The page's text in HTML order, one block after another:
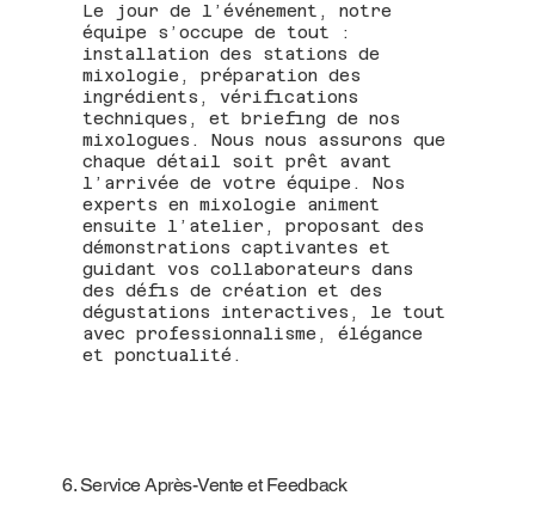
Le jour de l’événement, notre
équipe s’occupe de tout :
installation des stations de
mixologie, préparation des
ingrédients, vérifications
techniques, et briefing de nos
mixologues. Nous nous assurons que
chaque détail soit prêt avant
l’arrivée de votre équipe. Nos
experts en mixologie animent
ensuite l’atelier, proposant des
démonstrations captivantes et
guidant vos collaborateurs dans
des défis de création et des
dégustations interactives, le tout
avec professionnalisme, élégance
et ponctualité.
6. Service Après-Vente et Feedback